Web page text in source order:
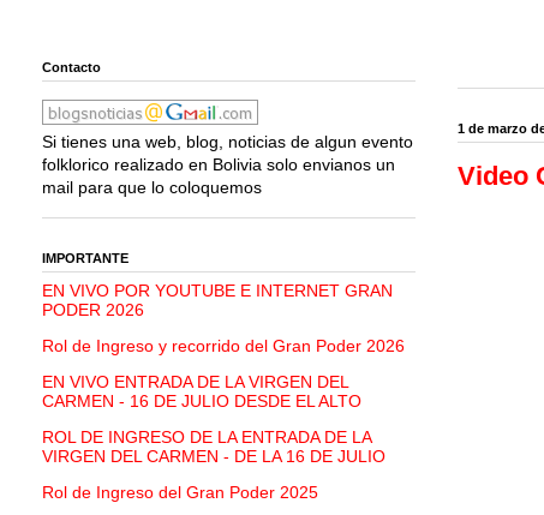
1 de marzo
Video
Contacto
Si tienes una web, blog, noticias de algun evento
folklorico realizado en Bolivia solo envianos un
mail para que lo coloquemos
IMPORTANTE
EN VIVO POR YOUTUBE E INTERNET GRAN
PODER 2026
Rol de Ingreso y recorrido del Gran Poder 2026
EN VIVO ENTRADA DE LA VIRGEN DEL
CARMEN - 16 DE JULIO DESDE EL ALTO
ROL DE INGRESO DE LA ENTRADA DE LA
VIRGEN DEL CARMEN - DE LA 16 DE JULIO
Rol de Ingreso del Gran Poder 2025